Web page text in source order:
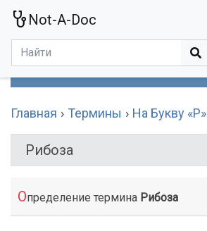
Not-A-Doc
Главная Термины На Букву «Р»
Рибоза
Определение термина Рибоза